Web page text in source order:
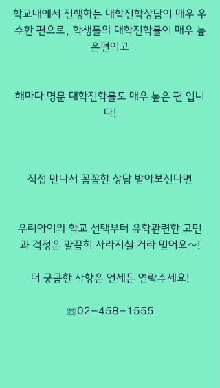
학교내에서 진행하는 대학진학상담이 매우 우
수한 편으로, 학생들의 대학진학률이 매우 높
은편이고
해마다 명문 대학진학률도 매우 높은 편 입니
다!
직접 만나서 꼼꼼한 상담 받아보신다면
우리아이의 학교 선택부터 유학관련한 고민
과 걱정은 말끔히 사라지실 거라 믿어요~!
더 궁금한 사항은 언제든 연락주세요!
☏02-458-1555